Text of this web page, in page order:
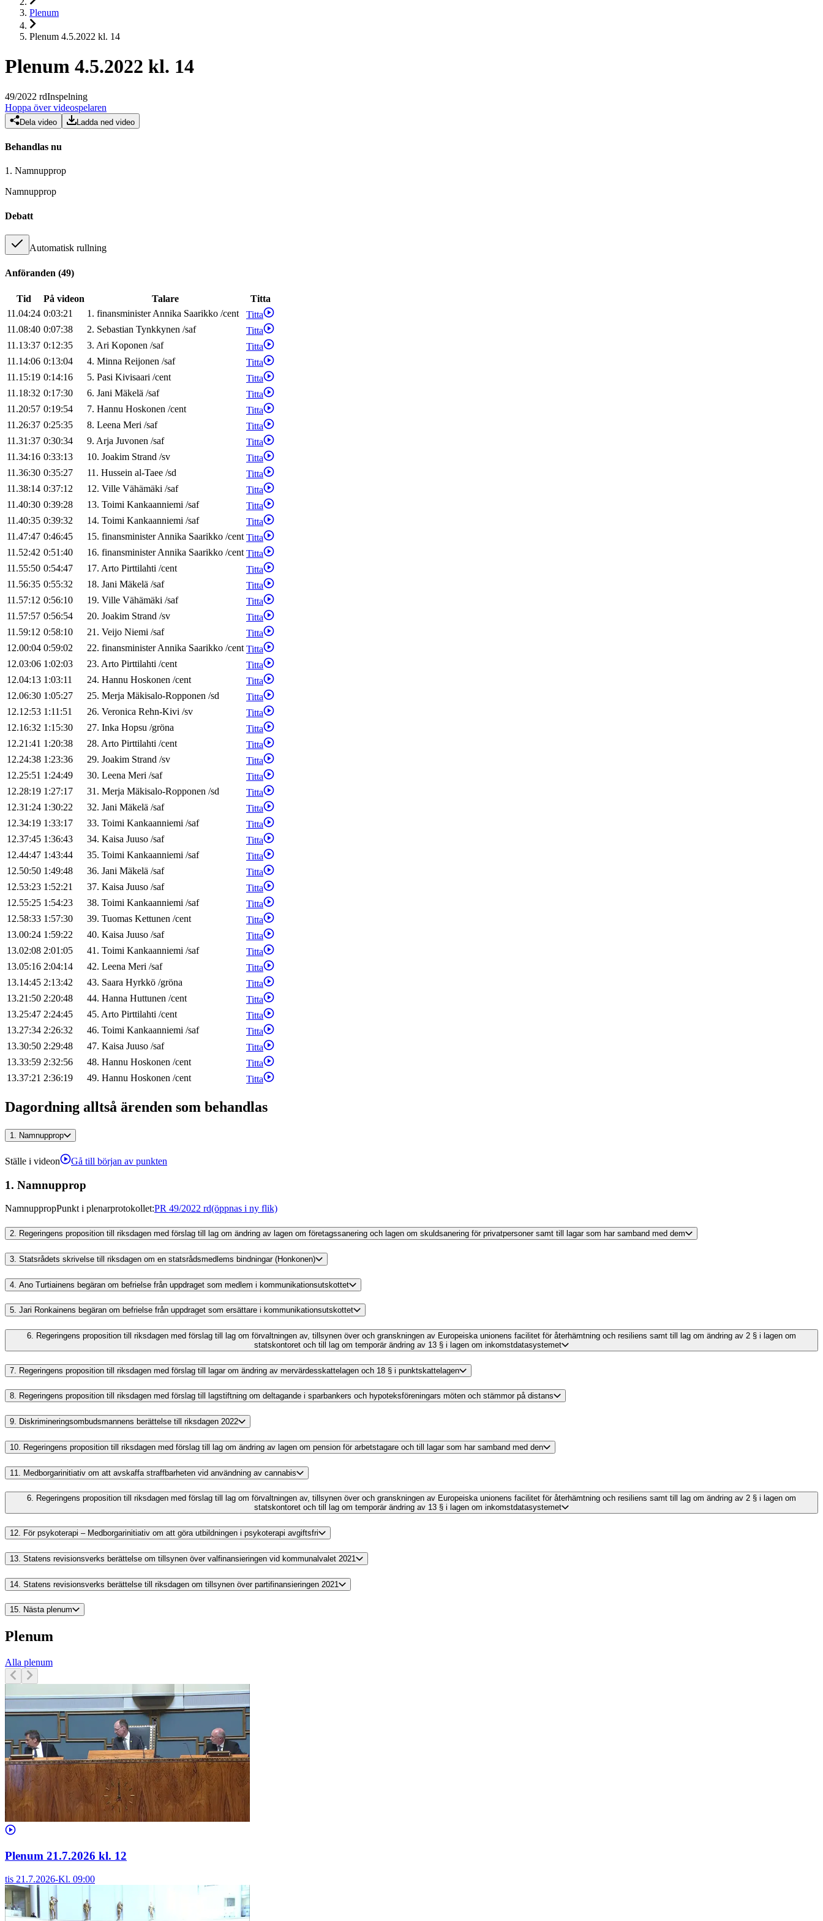
Plenum
Plenum 4.5.2022 kl. 14
Plenum 4.5.2022 kl. 14
49/2022 rdInspelning
Hoppa över videospelaren
Dela video Ladda ned video
Behandlas nu
1. Namnupprop
Namnupprop
Debatt
Automatisk rullning
Anföranden (49)
Tid På videon Talare
Titta
11.04:24 0:03:21 1. finansministerAnnika Saarikko /cent
Titta
11.08:40 0:07:38 2. Sebastian Tynkkynen /saf
Titta
11.13:37 0:12:35 3. Ari Koponen /saf
Titta
11.14:06 0:13:04 4. Minna Reijonen /saf
Titta
11.15:19 0:14:16 5. Pasi Kivisaari /cent
Titta
11.18:32 0:17:30 6. Jani Mäkelä /saf
Titta
11.20:57 0:19:54 7. Hannu Hoskonen /cent
Titta
11.26:37 0:25:35 8. Leena Meri /saf
Titta
11.31:37 0:30:34 9. Arja Juvonen /saf
Titta
11.34:16 0:33:13 10. Joakim Strand /sv
Titta
11.36:30 0:35:27 11. Hussein al-Taee /sd
Titta
11.38:14 0:37:12 12. Ville Vähämäki /saf
Titta
11.40:30 0:39:28 13. Toimi Kankaanniemi /saf
Titta
11.40:35 0:39:32 14. Toimi Kankaanniemi /saf
Titta
11.47:47 0:46:45 15. finansministerAnnika Saarikko /cent Titta
11.52:42 0:51:40 16. finansministerAnnika Saarikko /cent Titta
11.55:50 0:54:47 17. Arto Pirttilahti /cent
Titta
11.56:35 0:55:32 18. Jani Mäkelä /saf
Titta
11.57:12 0:56:10 19. Ville Vähämäki /saf
Titta
11.57:57 0:56:54 20. Joakim Strand /sv
Titta
11.59:12 0:58:10 21. Veijo Niemi /saf
Titta
12.00:04 0:59:02 22. finansministerAnnika Saarikko /cent Titta
12.03:06 1:02:03 23. Arto Pirttilahti /cent
Titta
12.04:13 1:03:11 24. Hannu Hoskonen /cent
Titta
12.06:30 1:05:27 25. Merja Mäkisalo-Ropponen /sd
Titta
12.12:53 1:11:51 26. Veronica Rehn-Kivi /sv
Titta
12.16:32 1:15:30 27. Inka Hopsu /gröna
Titta
12.21:41 1:20:38 28. Arto Pirttilahti /cent
Titta
12.24:38 1:23:36 29. Joakim Strand /sv
Titta
12.25:51 1:24:49 30. Leena Meri /saf
Titta
12.28:19 1:27:17 31. Merja Mäkisalo-Ropponen /sd
Titta
12.31:24 1:30:22 32. Jani Mäkelä /saf
Titta
12.34:19 1:33:17 33. Toimi Kankaanniemi /saf
Titta
12.37:45 1:36:43 34. Kaisa Juuso /saf
Titta
12.44:47 1:43:44 35. Toimi Kankaanniemi /saf
Titta
12.50:50 1:49:48 36. Jani Mäkelä /saf
Titta
12.53:23 1:52:21 37. Kaisa Juuso /saf
Titta
12.55:25 1:54:23 38. Toimi Kankaanniemi /saf
Titta
12.58:33 1:57:30 39. Tuomas Kettunen /cent
Titta
13.00:24 1:59:22 40. Kaisa Juuso /saf
Titta
13.02:08 2:01:05 41. Toimi Kankaanniemi /saf
Titta
13.05:16 2:04:14 42. Leena Meri /saf
Titta
13.14:45 2:13:42 43. Saara Hyrkkö /gröna
Titta
13.21:50 2:20:48 44. Hanna Huttunen /cent
Titta
13.25:47 2:24:45 45. Arto Pirttilahti /cent
Titta
13.27:34 2:26:32 46. Toimi Kankaanniemi /saf
Titta
13.30:50 2:29:48 47. Kaisa Juuso /saf
Titta
13.33:59 2:32:56 48. Hannu Hoskonen /cent
Titta
13.37:21 2:36:19 49. Hannu Hoskonen /cent Titta
Dagordning alltså ärenden som behandlas
1. Namnupprop
Ställe i videon Gå till början av punkten
1. Namnupprop
NamnuppropPunkt i plenarprotokollet:PR 49/2022 rd(öppnas i ny flik)
2. Regeringens proposition till riksdagen med förslag till lag om ändring av lagen om företagssanering och lagen om skuldsanering för privatpersoner samt till lagar som har samband med dem
3. Statsrådets skrivelse till riksdagen om en statsrådsmedlems bindningar (Honkonen)
4. Ano Turtiainens begäran om befrielse från uppdraget som medlem i kommunikationsutskottet
5. Jari Ronkainens begäran om befrielse från uppdraget som ersättare i kommunikationsutskottet
6. Regeringens proposition till riksdagen med förslag till lag om förvaltningen av, tillsynen över och granskningen av Europeiska unionens facilitet för återhämtning och resiliens samt till lag om ändring av 2 § i lagen om
statskontoret och till lag om temporär ändring av 13 § i lagen om inkomstdatasystemet
7. Regeringens proposition till riksdagen med förslag till lagar om ändring av mervärdesskattelagen och 18 § i punktskattelagen
8. Regeringens proposition till riksdagen med förslag till lagstiftning om deltagande i sparbankers och hypoteksföreningars möten och stämmor på distans
9. Diskrimineringsombudsmannens berättelse till riksdagen 2022
10. Regeringens proposition till riksdagen med förslag till lag om ändring av lagen om pension för arbetstagare och till lagar som har samband med den
11. Medborgarinitiativ om att avskaffa straffbarheten vid användning av cannabis
6. Regeringens proposition till riksdagen med förslag till lag om förvaltningen av, tillsynen över och granskningen av Europeiska unionens facilitet för återhämtning och resiliens samt till lag om ändring av 2 § i lagen om
statskontoret och till lag om temporär ändring av 13 § i lagen om inkomstdatasystemet
12. För psykoterapi – Medborgarinitiativ om att göra utbildningen i psykoterapi avgiftsfri
13. Statens revisionsverks berättelse om tillsynen över valfinansieringen vid kommunalvalet 2021
14. Statens revisionsverks berättelse till riksdagen om tillsynen över partifinansieringen 2021
15. Nästa plenum
Plenum
Alla plenum
Plenum 21.7.2026 kl. 12
tis 21.7.2026-Kl. 09:00